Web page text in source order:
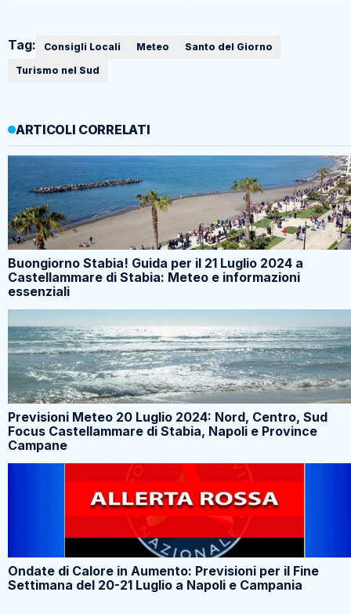
Tag: Consigli Locali Meteo
Santo del Giorno
Turismo nel Sud
ARTICOLI CORRELATI
Buongiorno Stabia! Guida per il 21 Luglio 2024 a
Castellammare di Stabia: Meteo e informazioni
essenziali
Previsioni Meteo 20 Luglio 2024: Nord, Centro, Sud
Focus Castellammare di Stabia, Napoli e Province
Campane
Ondate di Calore in Aumento: Previsioni per il Fine
Settimana del 20-21 Luglio a Napoli e Campania